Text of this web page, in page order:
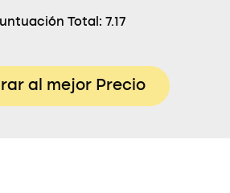
Total: 7.17
al mejor Precio